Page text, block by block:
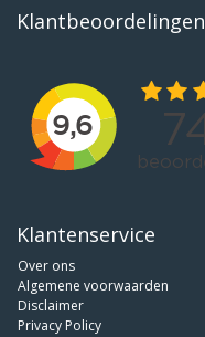
Klantbeoordelingen
Klantenservice
Over ons
Algemene voorwaarden
Disclaimer
Privacy Policy